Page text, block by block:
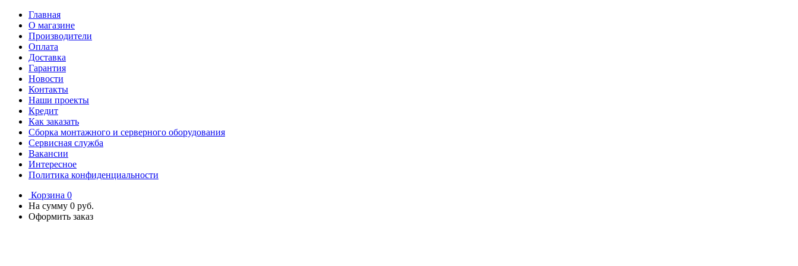
Главная
О магазине
Производители
Оплата
Доставка
Гарантия
Новости
Контакты
Наши проекты
Кредит
Как заказать
Сборка монтажного и серверного оборудования
Сервисная служба
Вакансии
Интересное
Политика конфиденциальности
Корзина 0
На сумму 0 руб.
Оформить заказ